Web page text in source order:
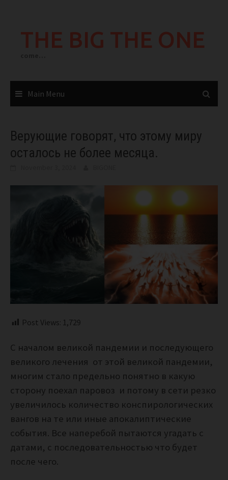
THE BIG THE ONE
Main Menu
Верующие говорят, что этому миру
осталось не более месяца.
Post Views: 1,729
С началом великой пандемии и последующего
великого лечения от этой великой пандемии,
многим стало предельно понятно в какую
сторону поехал паровоз и потому в сети резко
увеличилось количество конспирологических
вангов на те или иные апокалиптические
события. Все наперебой пытаются угадать с
датами, с последовательностью что будет
после чего.